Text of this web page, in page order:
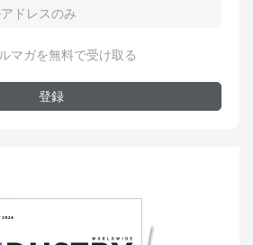
マガを無料で受け取る
登録